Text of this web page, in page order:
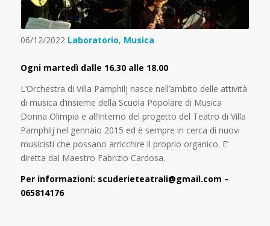
06/12/2022 Laboratorio, Musica
Ogni martedì dalle 16.30 alle 18.00
L’Orchestra di Villa Pamphilj nasce nell’ambito delle attività
di musica d’insieme della Scuola Popolare di Musica
Donna Olimpia e all’interno del progetto del Teatro di Villa
Pamphilj nel gennaio 2015 ed è sempre in cerca di nuovi
musicisti che possano arricchire il proprio organico. E’
diretta dal Maestro Fabrizio Cardosa.
Per informazioni: scuderieteatrali@gmail.com –
065814176